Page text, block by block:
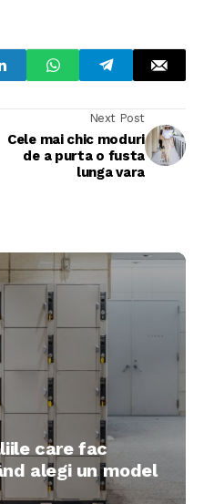
Next Post
Cele mai chic moduri
de a purta o fusta
lunga vara
care fac
alegi un model